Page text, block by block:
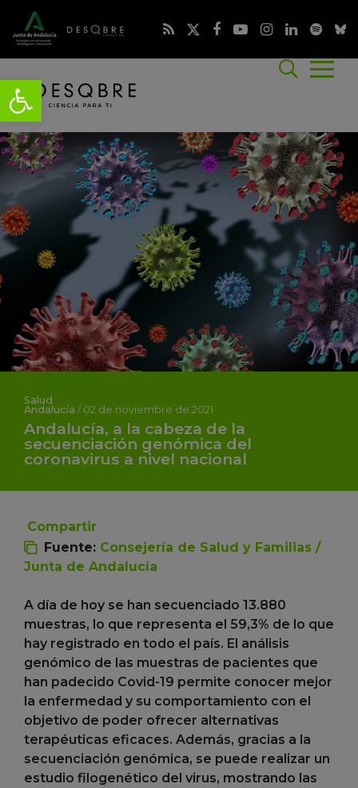
Salud
Andalucía / 02 de noviembre de 2021
Andalucía, a la cabeza de la
secuenciación genómica del
coronavirus a nivel nacional
Compartir
Fuente: Consejería de Salud y Familias /
Junta de Andalucía
A día de hoy se han secuenciado 13.880
muestras, lo que representa el 59,3% de lo que
hay registrado en todo el país. El análisis
genómico de las muestras de pacientes que
han padecido Covid-19 permite conocer mejor
la enfermedad y su comportamiento con el
objetivo de poder ofrecer alternativas
terapéuticas eficaces. Además, gracias a la
secuenciación genómica, se puede realizar un
estudio filogenético del virus, mostrando las